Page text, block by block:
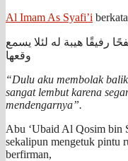
Al Imam As Syafi’i
رفيقًا هيبة له لئلا يسمع
وقعها
“Dulu aku membolak
sangat lembut karena
mendengarnya”.
Abu ‘Ubaid Al Qosim bin
sekalipun mengetuk pintu
berfirman,